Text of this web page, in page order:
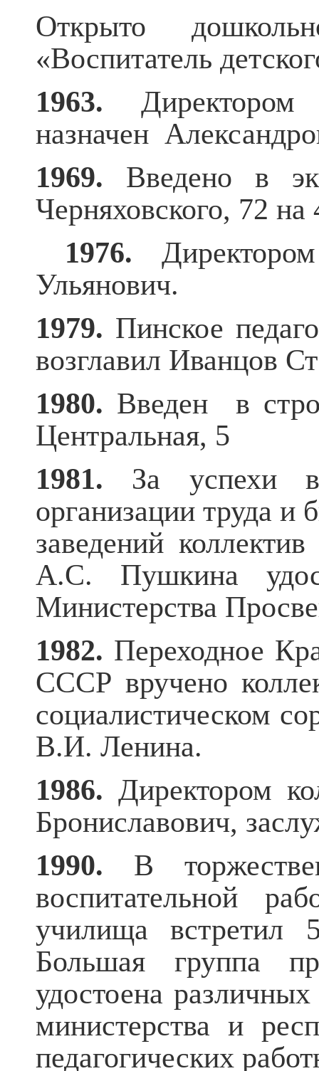
Открыто
«Воспитатель
1963. Директором
назначен
1969. Введено в
Черняховского, 72 на
1976.
Ульянович.
1979. Пинское
возглавил Иванцов
1980. Введен в
Центральная, 5
1981. За успехи в
организации труда и
заведений
А.С. Пушкина
Министерства
1982. Переходное
СССР вручено
социалистическом
В.И. Ленина.
1986. Директором
Брониславович,
1990. В
воспитательной
училища встретил
Большая группа
удостоена
министерства и
педагогических